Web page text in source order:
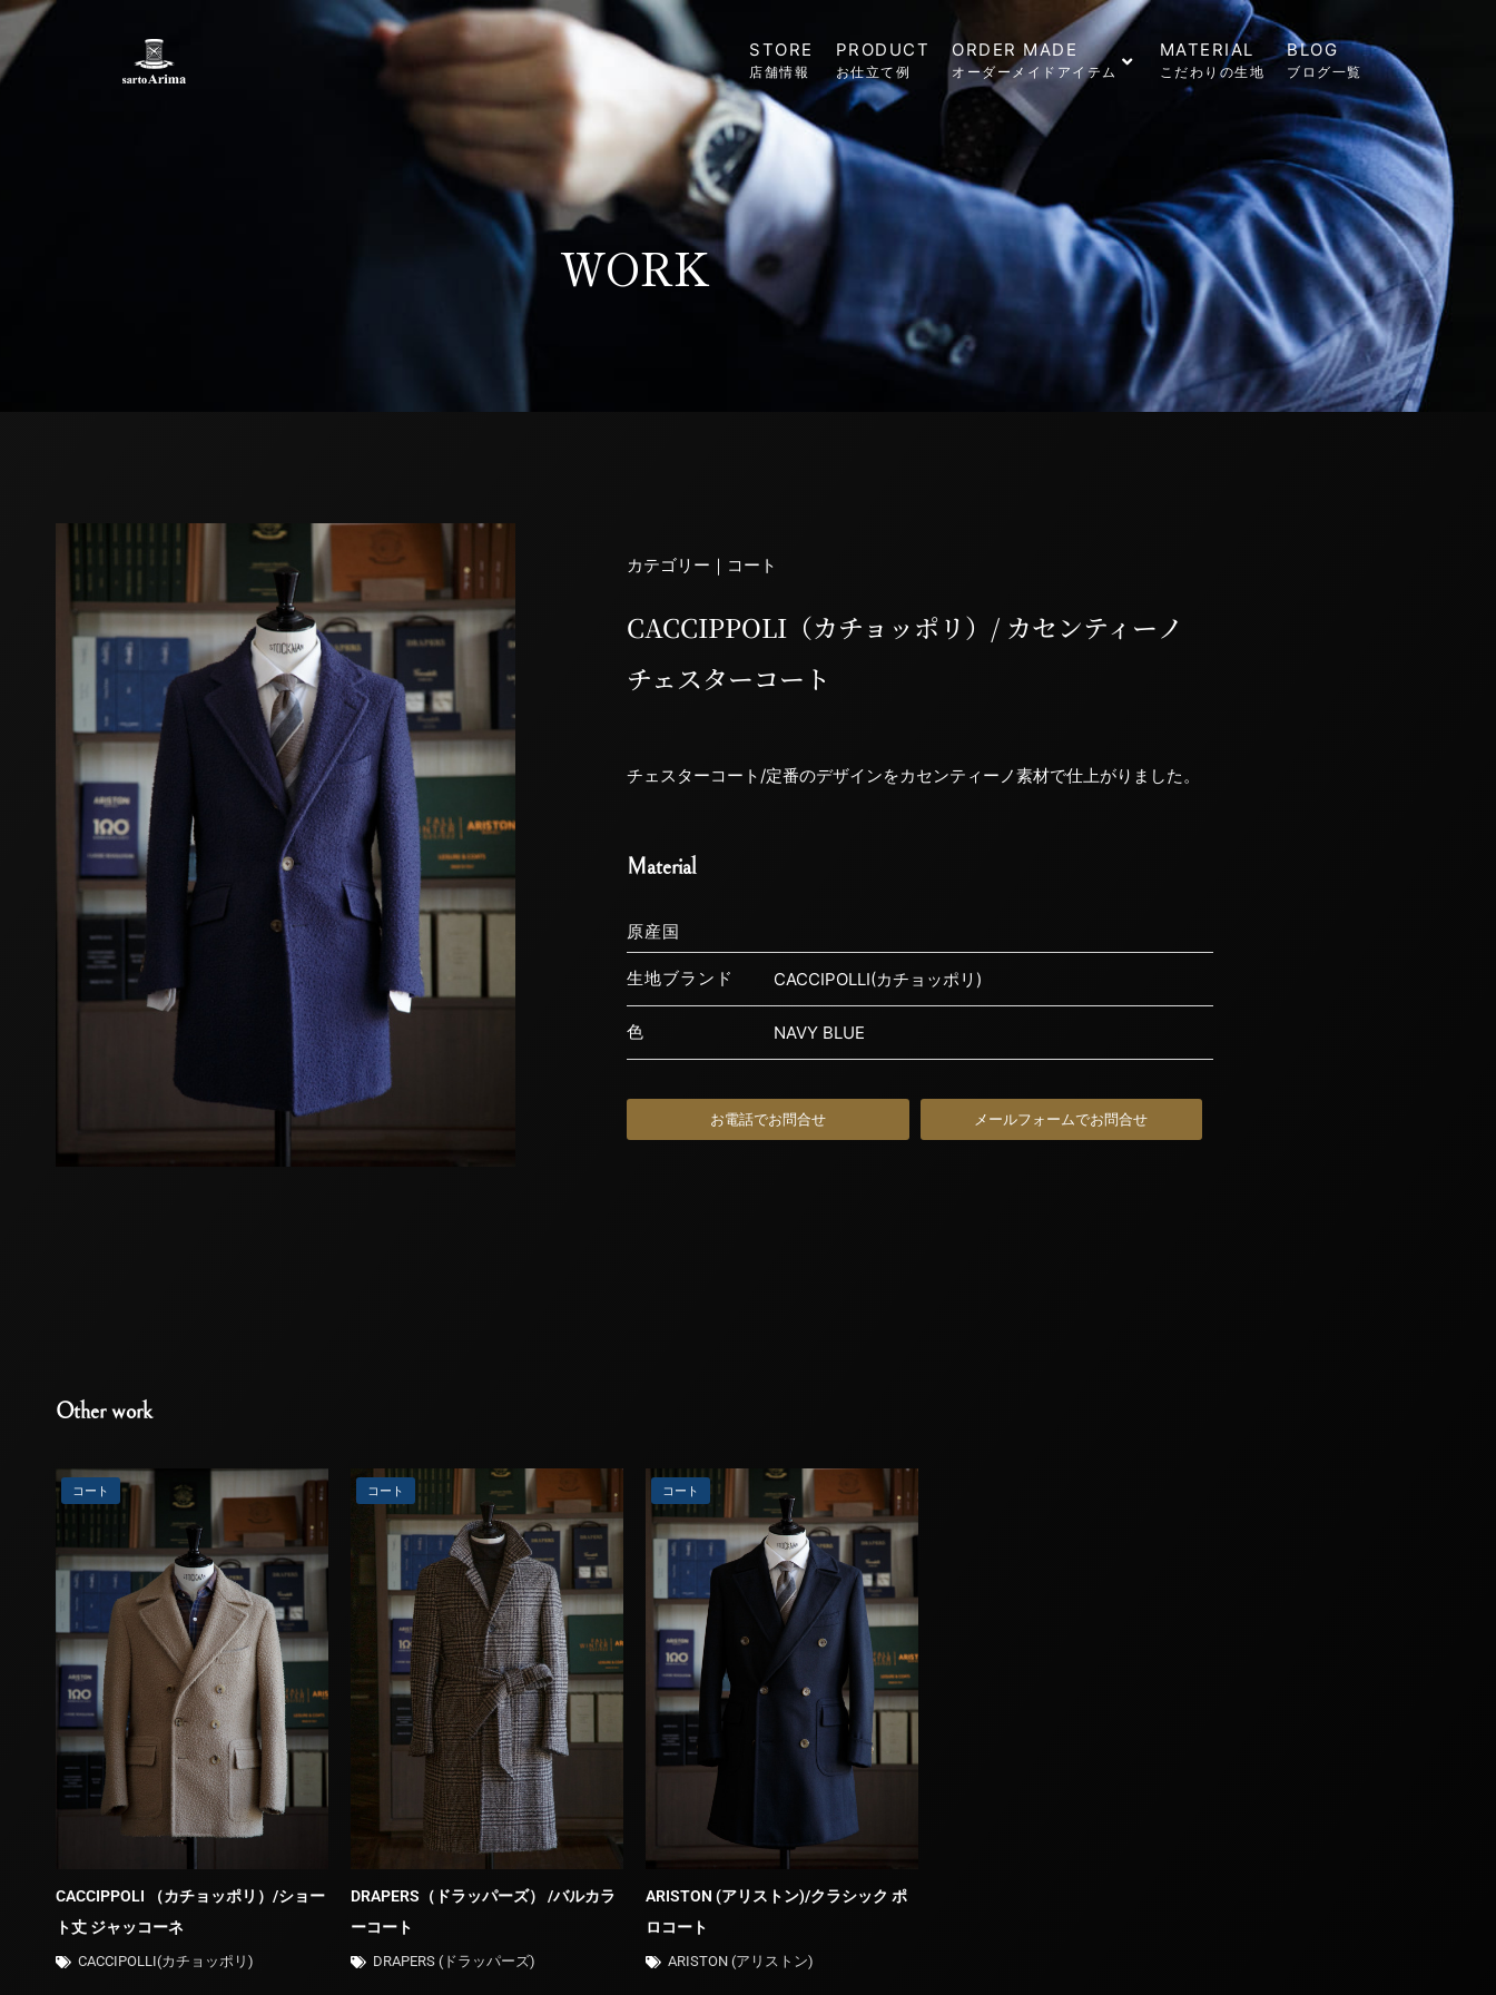
STORE
店舗情報
PRODUCT
お仕立て例
ORDER MADE
オーダーメイドアイテム
MATERIAL
こだわりの生地
BLOG
ブログ一覧
WORK
カテゴリー｜ コート
CACCIPPOLI（カチョッポリ）/ カセンティーノ
チェスターコート
チェスターコート/定番のデザインをカセンティーノ素材で仕上がりました。
Material
原産国
生地ブランド CACCIPOLLI(カチョッポリ)
色 NAVY BLUE
お電話でお問合せ メールフォームでお問合せ
Other work
コート
CACCIPPOLI （カチョッポリ）/ショー
ト丈 ジャッコーネ
CACCIPOLLI(カチョッポリ)
コート
DRAPERS（ドラッパーズ） /バルカラ
ーコート
DRAPERS (ドラッパーズ)
コート
ARISTON (アリストン)/クラシック ポ
ロコート
ARISTON (アリストン)